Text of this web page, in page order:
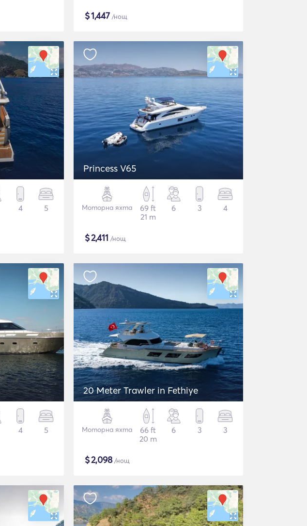
$1,447 /нощ
4 5
Princess V65
Моторна яхта
69 ft
21 m
6 3 4
$2,411 /нощ
4 5
20 Meter Trawler in Fethiye
Моторна яхта
66 ft
20 m
6 3 3
$2,098/нощ